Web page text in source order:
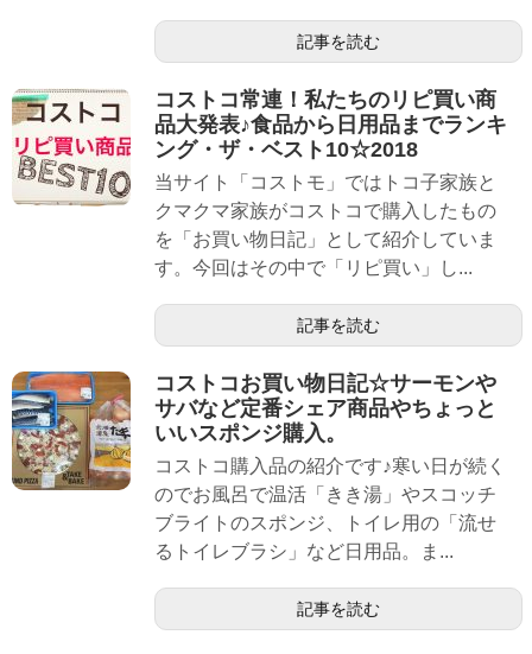
記事を読む
コストコ常連！私たちのリピ買い商
品大発表♪食品から日用品までランキ
ング・ザ・ベスト10☆2018
当サイト「コストモ」ではトコ子家族と
クマクマ家族がコストコで購入したもの
を「お買い物日記」として紹介していま
す。今回はその中で「リピ買い」し...
記事を読む
コストコお買い物日記☆サーモンや
サバなど定番シェア商品やちょっと
いいスポンジ購入。
コストコ購入品の紹介です♪寒い日が続く
のでお風呂で温活「きき湯」やスコッチ
ブライトのスポンジ、トイレ用の「流せ
るトイレブラシ」など日用品。ま...
記事を読む